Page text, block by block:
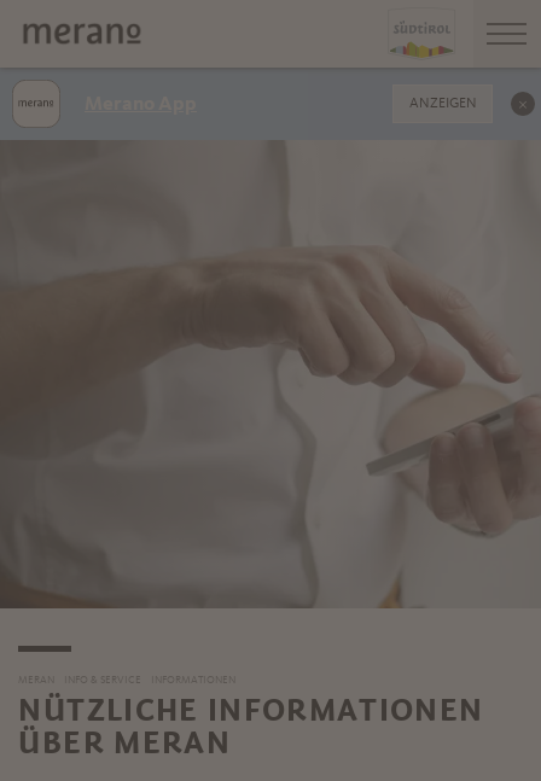
MERAN INFO & SERVICE INFORMATIONEN
NÜTZLICHE INFORMATIONEN
ÜBER MERAN
ANZEIGEN